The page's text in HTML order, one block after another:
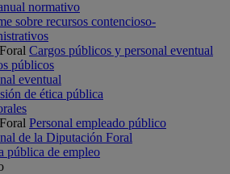
normativo
sobre recursos contencioso-
Cargos públicos y personal eventual
públicos
eventual
de ética pública
Personal empleado público
de la Diputación Foral
pública de empleo